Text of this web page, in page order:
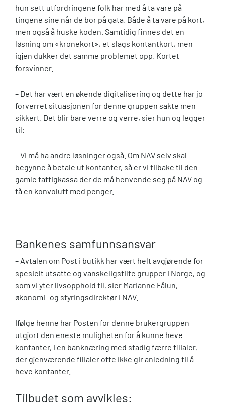
hun sett utfordringene folk har med å ta vare på
tingene sine når de bor på gata. Både å ta vare på kort,
men også å huske koden. Samtidig finnes det en
løsning om «kronekort», et slags kontantkort, men
igjen dukker det samme problemet opp. Kortet
forsvinner.
– Det har vært en økende digitalisering og dette har jo
forverret situasjonen for denne gruppen sakte men
sikkert. Det blir bare verre og verre, sier hun og legger
til:
– Vi må ha andre løsninger også. Om NAV selv skal
begynne å betale ut kontanter, så er vi tilbake til den
gamle fattigkassa der de må henvende seg på NAV og
få en konvolutt med penger.
Bankenes samfunnsansvar
– Avtalen om Post i butikk har vært helt avgjørende for
spesielt utsatte og vanskeligstilte grupper i Norge, og
som vi yter livsopphold til, sier Marianne Fålun,
økonomi- og styringsdirektør i NAV.
Ifølge henne har Posten for denne brukergruppen
utgjort den eneste muligheten for å kunne heve
kontanter, i en banknæring med stadig færre filialer,
der gjenværende filialer ofte ikke gir anledning til å
heve kontanter.
Tilbudet som avvikles: